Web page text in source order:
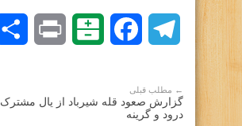
Telegram
Facebook
Balatarin
Print
← مطلب قبلی
گزارش صعود قله شیرباد از یال مشترک
درود و گرینه